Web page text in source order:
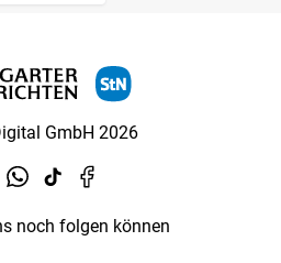
GmbH 2026
noch folgen können